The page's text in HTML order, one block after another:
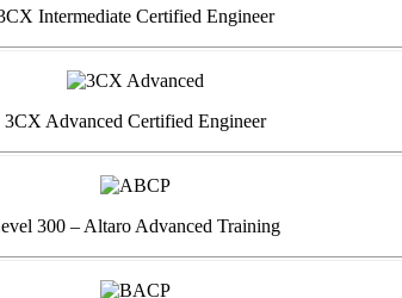
Intermediate Certified Engineer
3CX Advanced Certified Engineer
300 – Altaro Advanced Training